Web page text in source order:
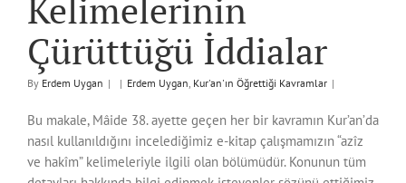
Çürüttüğü İddialar
By Erdem Uygan | | Erdem Uygan Kur'an'ın Öğrettiği Kavramlar |
Bu makale, Mâide 38. ayette geçen her bir kavramın Kur’an’da
nasıl kullanıldığını incelediğimiz e-kitap çalışmamızın “azîz
ve hakîm” kelimeleriyle ilgili olan bölümüdür. Konunun tüm